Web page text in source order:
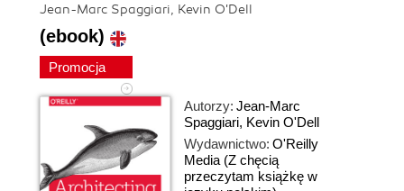
Jean-Marc Spaggiari, Kevin O'Dell
(ebook)
Promocja
Autorzy: Jean-Marc
Spaggiari, Kevin O'Dell
Wydawnictwo: O'Reilly
Media (Z chęcią
przeczytam książkę w